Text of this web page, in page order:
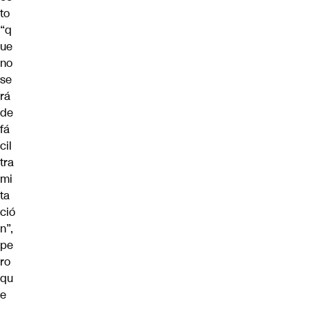
to
“q
ue
no
se
rá
de
fá
cil
tra
mi
ta
ció
n”,
pe
ro
qu
e